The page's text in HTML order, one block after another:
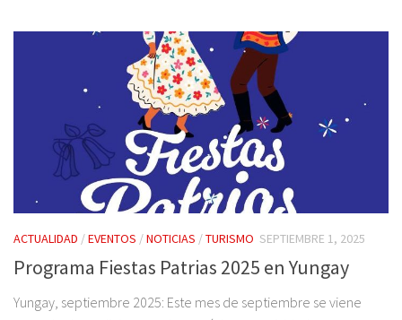
ACTUALIDAD /EVENTOS /NOTICIAS /TURISMO SEPTIEMBRE 1, 2025
Programa Fiestas Patrias 2025 en Yungay
Yungay, septiembre 2025: Este mes de septiembre se viene